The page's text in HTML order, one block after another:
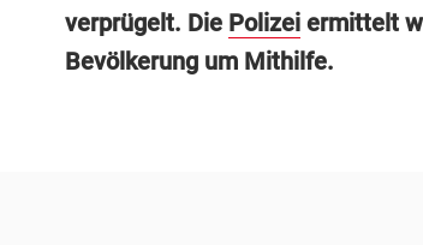
verprügelt. Die Polizeiermittelt
Bevölkerung um Mithilfe.